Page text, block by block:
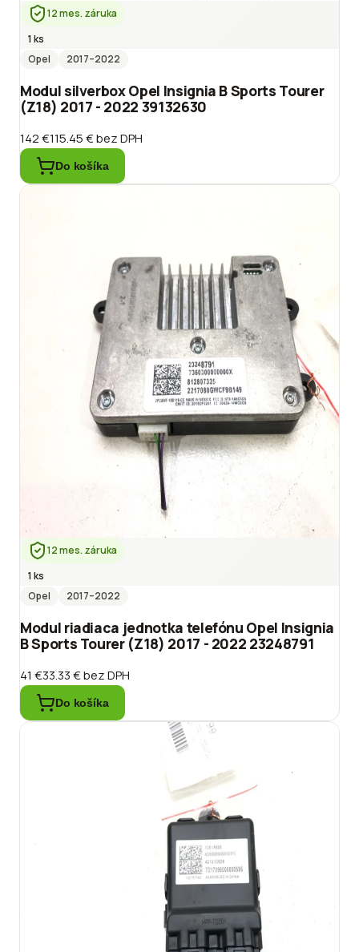
12 mes. záruka
1 ks
Opel
2017–2022
Modul silverbox Opel Insignia B Sports Tourer
(Z18) 2017 - 2022 39132630
142 €115.45 €bez DPH
Do košíka
12 mes. záruka
1 ks
Opel
2017–2022
Modul riadiaca jednotka telefónu Opel Insignia
B Sports Tourer (Z18) 2017 - 2022 23248791
41 €33.33 €bez DPH
Do košíka